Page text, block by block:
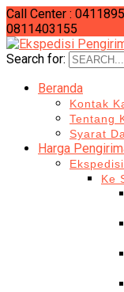
Call Center :
0811403155
Search for:
Beranda
Kontak
Tentang
Syarat
Harga
Ke